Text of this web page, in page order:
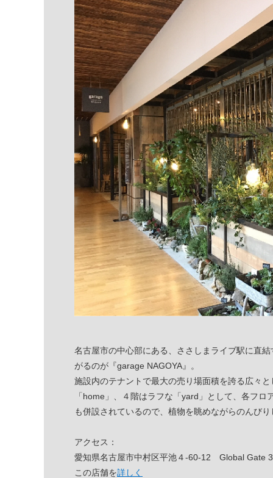
名古屋市の中心部にある、ささしまライブ駅に直
がるのが『garage NAGOYA』。
施設内のテナントで最大の売り場面積を誇る広々
「home」、４階はラフな「yard」として、各フ
も併設されているので、植物を眺めながらのんび
アクセス：
愛知県名古屋市中村区平池４-60-12 Global Gate
この店舗を詳しく